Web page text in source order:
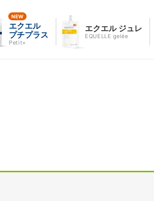
エクエル
プチプラス
Petit+
エクエル ジュレ
EQUELLE gelée